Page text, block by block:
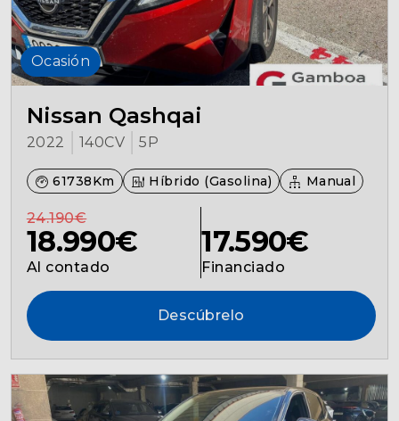
Ocasión
Nissan Qashqai
2022 140CV 5P
61738Km Híbrido (Gasolina) Manual
24.190€
18.990€
Al contado
17.590€
Financiado
Descúbrelo